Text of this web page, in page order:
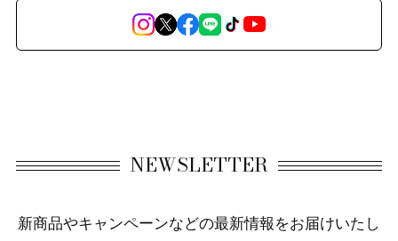
NEWSLETTER
新商品やキャンペーンなどの最新情報をお届けいたし